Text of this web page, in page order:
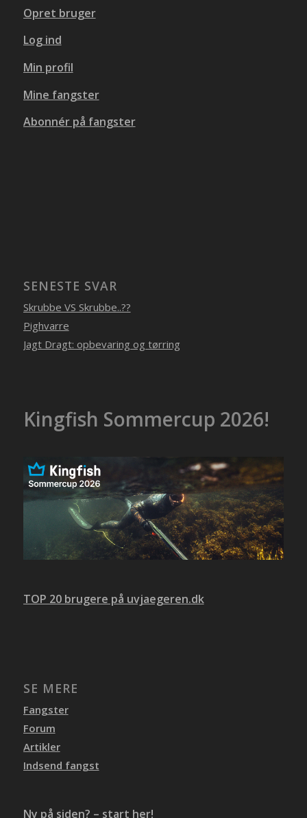
Opret bruger
Log ind
Min profil
Mine fangster
Abonnér på fangster
SENESTE SVAR
Skrubbe VS Skrubbe..??
Pighvarre
Jagt Dragt: opbevaring og tørring
Kingfish Sommercup 2026!
TOP 20 brugere på uvjaegeren.dk
SE MERE
Fangster
Forum
Artikler
Indsend fangst
Ny på siden? – start her!